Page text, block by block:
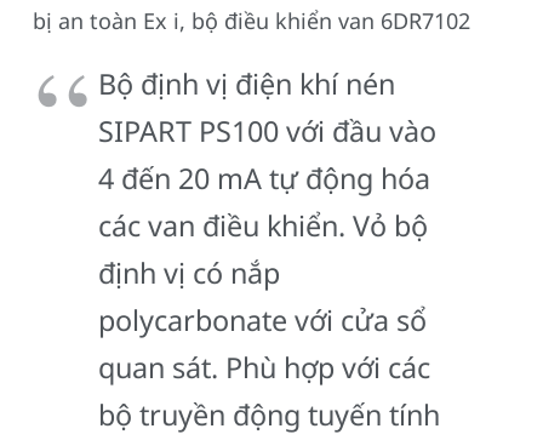
bị an toàn Ex i, bộ điều khiển van 6DR7102
Bộ định vị điện khí nén
SIPART PS100 với đầu vào
4 đến 20 mA tự động hóa
các van điều khiển. Vỏ bộ
định vị có nắp
polycarbonate với cửa sổ
quan sát. Phù hợp với các
bộ truyền động tuyến tính